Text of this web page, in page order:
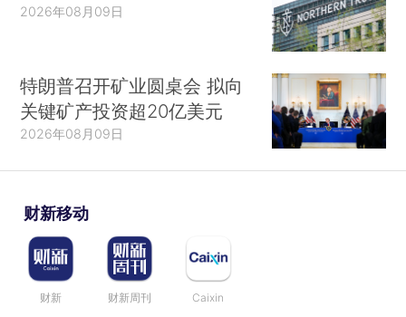
2026年08月09日
特朗普召开矿业圆桌会 拟向
关键矿产投资超20亿美元
2026年08月09日
财新移动
财新 财新周刊 Caixin